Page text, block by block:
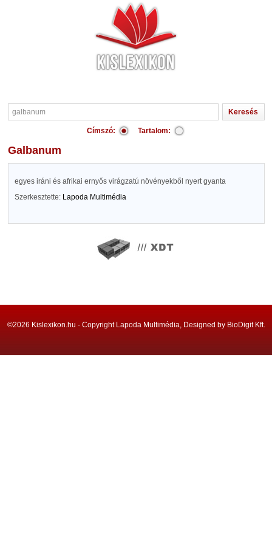
Címszó: Tartalom:
galbanum
egyes iráni és afrikai ernyős virágzatú növényekből nyert gyanta
Szerkesztette: Lapoda Multimédia
©2026 Kislexikon.hu - Copyright Lapoda Multimédia, Designed by BioDigit Kft.